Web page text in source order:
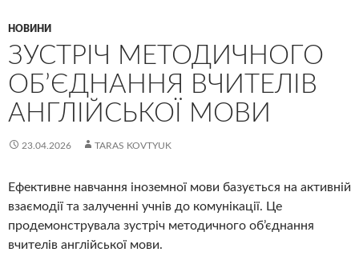
НОВИНИ
ЗУСТРІЧ МЕТОДИЧНОГО
ОБ’ЄДНАННЯ ВЧИТЕЛІВ
АНГЛІЙСЬКОЇ МОВИ
23.04.2026 TARAS KOVTYUK
Ефективне навчання іноземної мови базується на активній
взаємодії та залученні учнів до комунікації. Це
продемонструвала зустріч методичного об’єднання
вчителів англійської мови.